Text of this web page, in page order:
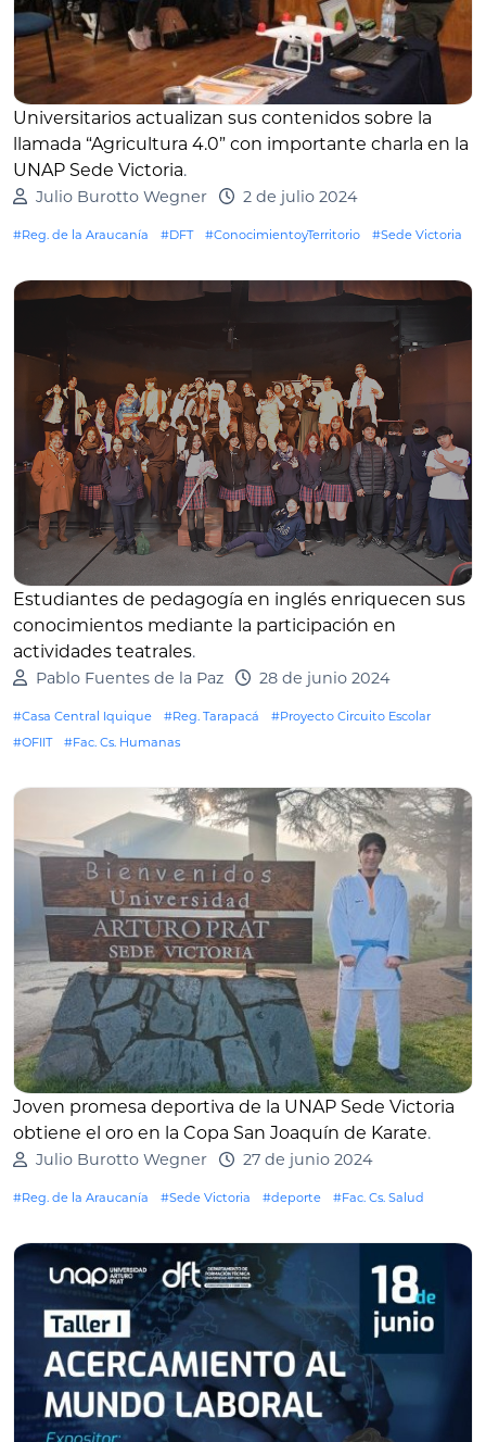
Universitarios actualizan sus contenidos sobre la
llamada “Agricultura 4.0” con importante charla en la
UNAP Sede Victoria.
Julio Burotto Wegner 2 de julio 2024
#Reg. de la Araucanía #DFT #ConocimientoyTerritorio #Sede Victoria
Estudiantes de pedagogía en inglés enriquecen sus
conocimientos mediante la participación en
actividades teatrales.
Pablo Fuentes de la Paz 28 de junio 2024
#Casa Central Iquique #Reg. Tarapacá
#Proyecto Circuito Escolar
#OFIIT
#Fac. Cs. Humanas
Joven promesa deportiva de la UNAP Sede Victoria
obtiene el oro en la Copa San Joaquín de Karate.
Julio Burotto Wegner 27 de junio 2024
#Reg. de la Araucanía #Sede Victoria #deporte #Fac. Cs. Salud